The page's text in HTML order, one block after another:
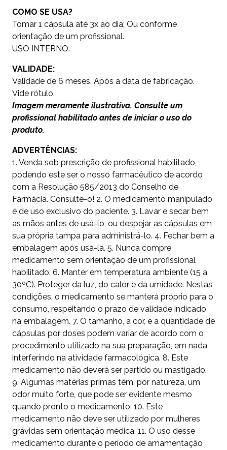
COMO SE USA?
Tomar 1 cápsula até 3x ao dia; Ou conforme
orientação de um profissional.
USO INTERNO.
VALIDADE:
Validade de 6 meses. Após a data de fabricação.
Vide rótulo.
Imagem meramente ilustrativa. Consulte um
profissional habilitado antes de iniciar o uso do
produto.
ADVERTÊNCIAS:
1. Venda sob prescrição de profissional habilitado,
podendo este ser o nosso farmacêutico de acordo
com a Resolução 585/2013 do Conselho de
Farmácia. Consulte-o! 2. O medicamento manipulado
é de uso exclusivo do paciente. 3. Lavar e secar bem
as mãos antes de usá-lo, ou despejar as cápsulas em
sua própria tampa para administrá-lo. 4. Fechar bem a
embalagem após usá-la. 5. Nunca compre
medicamento sem orientação de um profissional
habilitado. 6. Manter em temperatura ambiente (15 a
30ºC). Proteger da luz, do calor e da umidade. Nestas
condições, o medicamento se manterá próprio para o
consumo, respeitando o prazo de validade indicado
na embalagem. 7. O tamanho, a cor, e a quantidade de
cápsulas por doses podem variar de acordo com o
procedimento utilizado na sua preparação, em nada
interferindo na atividade farmacológica. 8. Este
medicamento não deverá ser partido ou mastigado.
9. Algumas matérias primas têm, por natureza, um
odor muito forte, que pode ser evidente mesmo
quando pronto o medicamento. 10. Este
medicamento não deve ser utilizado por mulheres
grávidas sem orientação médica. 11. O uso desse
medicamento durante o período de amamentação